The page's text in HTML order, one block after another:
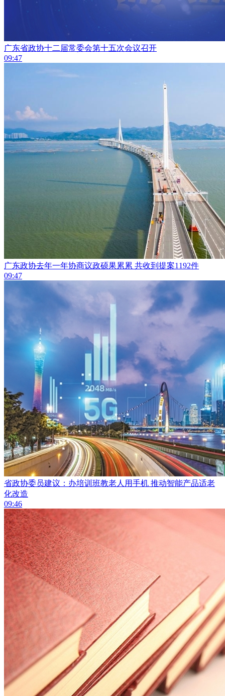
广东省政协十二届常委会第十五次会议召开
09:47
广东政协去年一年协商议政硕果累累 共收到提案1192件
09:47
省政协委员建议：办培训班教老人用手机 推动智能产品适老
化改造
09:46